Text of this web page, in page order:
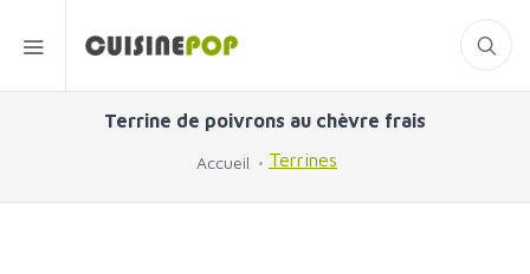
Terrine de poivrons au chèvre frais
Accueil Terrines